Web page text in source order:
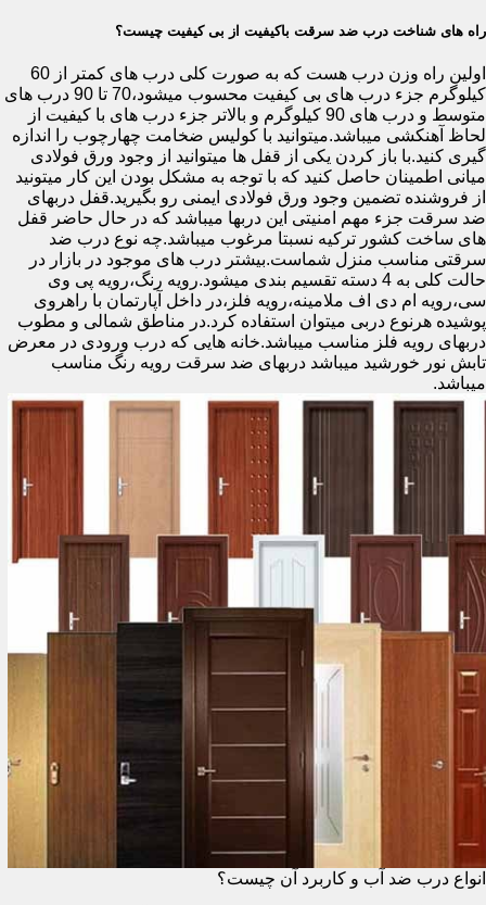
راه های شناخت درب ضد سرقت باکیفیت از بی کیفیت چیست؟
اولین راه وزن درب هست که به صورت کلی درب های کمتر از 60
کیلوگرم جزء درب های بی کیفیت محسوب میشود،70 تا 90 درب های
متوسط و درب های 90 کیلوگرم و بالاتر جزء درب های با کیفیت از
لحاظ آهنکشی میباشد.میتوانید با کولیس ضخامت چهارچوب را اندازه
گیری کنید.با باز کردن یکی از قفل ها میتوانید از وجود ورق فولادی
میانی اطمینان حاصل کنید که با توجه به مشکل بودن این کار میتونید
از فروشنده تضمین وجود ورق فولادی ایمنی رو بگیرید.قفل دربهای
ضد سرقت جزء مهم امنیتی این دربها میباشد که در حال حاضر قفل
های ساخت کشور ترکیه نسبتا مرغوب میباشد.چه نوع درب ضد
سرقتی مناسب منزل شماست.بیشتر درب های موجود در بازار در
حالت کلی به 4 دسته تقسیم بندی میشود.رویه رنگ،رویه پی وی
سی،رویه ام دی اف ملامینه،رویه فلز،در داخل آپارتمان با راهروی
پوشیده هرنوع دربی میتوان استفاده کرد.در مناطق شمالی و مطوب
دربهای رویه فلز مناسب میباشد.خانه هایی که درب ورودی در معرض
تابش نور خورشید میباشد دربهای ضد سرقت رویه رنگ مناسب
میباشد.
انواع درب ضد آب و کاربرد آن چیست؟